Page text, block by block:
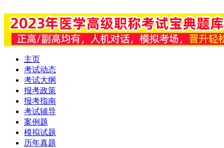
主页
考试动态
考试大纲
报考政策
报考指南
考试辅导
案例题
模拟试题
历年真题